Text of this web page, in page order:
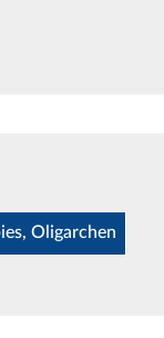
Oligarchen